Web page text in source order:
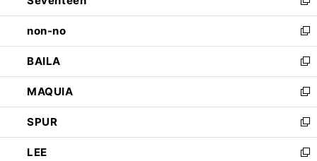
開
く
ウ
で
開
く
新
し
い
ウ
ィ
ン
ド
ウ
で
開
く
non-no
新
し
い
ウ
ィ
ン
ド
ウ
で
BAILA
新
し
い
ウ
ィ
ン
ド
MAQUIA
新
し
い
ウ
ィ
SPUR
新
し
い
LEE
新